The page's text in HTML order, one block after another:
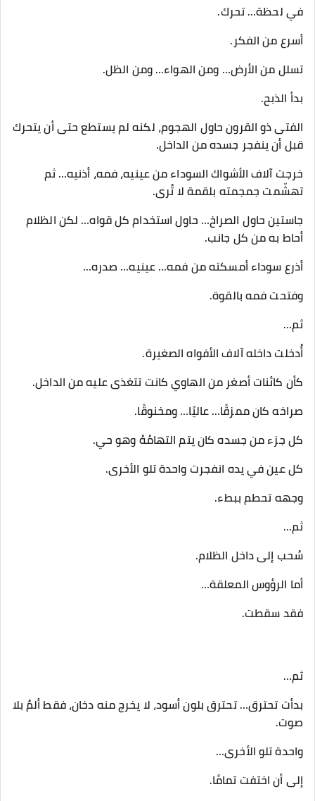
في لحظة… تحرك.
أسرع من الفكر.
تسلل من الأرض… ومن الهواء… ومن الظل.
بدأ الذبح.
الفتى ذو القرون حاول الهجوم، لكنه لم يستطع حتى أن يتحرك
قبل أن ينفجر جسده من الداخل.
خرجت آلاف الأشواك السوداء من عينيه، فمه، أذنيه… ثم
تهشّمت جمجمته بلقمة لا تُرى.
جاستين حاول الصراخ… حاول استخدام كل قواه… لكن الظلام
أحاط به من كل جانب.
أذرع سوداء أمسكته من فمه… عينيه… صدره…
وفتحت فمه بالقوة.
ثم…
أُدخلت داخله آلاف الأفواه الصغيرة.
كأن كائنات أصغر من الهاوي كانت تتغذى عليه من الداخل.
صراخه كان ممزقًا… عاليًا… ومخنوقًا.
كل جزء من جسده كان يتم التهامُهُ وهو حي.
كل عين في يده انفجرت واحدة تلو الأخرى.
وجهه تحطم ببطء.
ثم…
سُحب إلى داخل الظلام.
أما الرؤوس المعلقة…
فقد سقطت.
ثم…
بدأت تحترق… تحترق بلون أسود، لا يخرج منه دخان، فقط ألمٌ بلا
صوت.
واحدة تلو الأخرى…
إلى أن اختفت تمامًا.